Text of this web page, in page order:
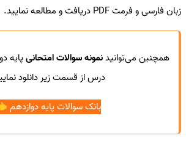
زبان فارسی و فرمت PDF دریافت و مطالعه نمایید.
همچنین می‌توانیدنمونه سوالات امتحانیپایه
درس از قسمت زیر دانلود
بانک سوالات پایه دوازدهم